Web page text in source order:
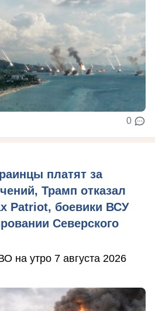
0
платят за
Трамп отказал
Patriot, боевики ВСУ
Северского
на утро 7 августа 2026